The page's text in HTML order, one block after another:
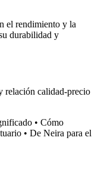
el rendimiento y la
durabilidad y
relación calidad-precio
• Cómo
• De Neira para el